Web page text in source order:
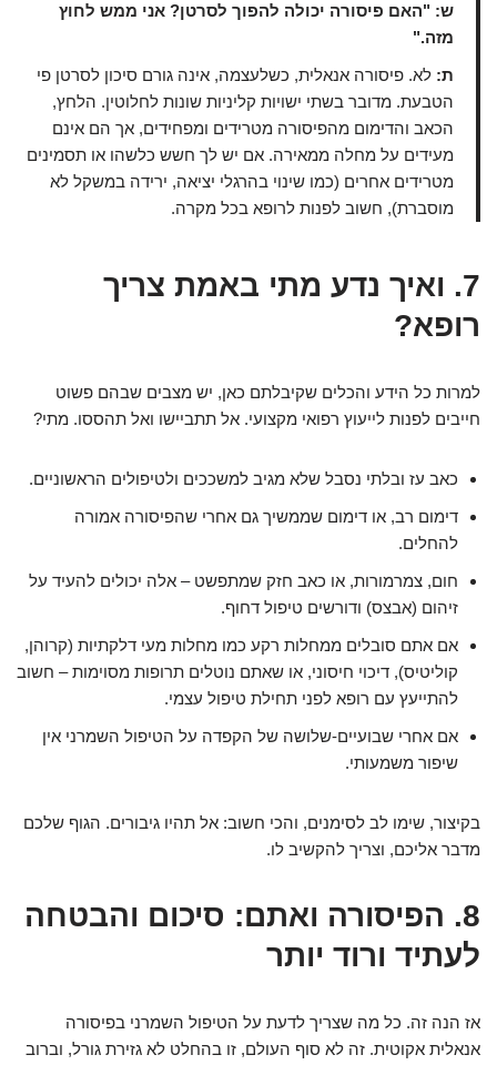
ש: "האם פיסורה יכולה להפוך לסרטן? אני ממש לחוץ
מזה."
ת: לא. פיסורה אנאלית, כשלעצמה, אינה גורם סיכון לסרטן פי
הטבעת. מדובר בשתי ישויות קליניות שונות לחלוטין. הלחץ,
הכאב והדימום מהפיסורה מטרידים ומפחידים, אך הם אינם
מעידים על מחלה ממאירה. אם יש לך חשש כלשהו או תסמינים
מטרידים אחרים (כמו שינוי בהרגלי יציאה, ירידה במשקל לא
מוסברת), חשוב לפנות לרופא בכל מקרה.
7. ואיך נדע מתי באמת צריך
רופא?
למרות כל הידע והכלים שקיבלתם כאן, יש מצבים שבהם פשוט
חייבים לפנות לייעוץ רפואי מקצועי. אל תתביישו ואל תהססו. מתי?
כאב עז ובלתי נסבל שלא מגיב למשככים ולטיפולים הראשוניים.
דימום רב, או דימום שממשיך גם אחרי שהפיסורה אמורה
להחלים.
חום, צמרמורות, או כאב חזק שמתפשט – אלה יכולים להעיד על
זיהום (אבצס) ודורשים טיפול דחוף.
אם אתם סובלים ממחלות רקע כמו מחלות מעי דלקתיות (קרוהן,
קוליטיס), דיכוי חיסוני, או שאתם נוטלים תרופות מסוימות – חשוב
להתייעץ עם רופא לפני תחילת טיפול עצמי.
אם אחרי שבועיים-שלושה של הקפדה על הטיפול השמרני אין
שיפור משמעותי.
בקיצור, שימו לב לסימנים, והכי חשוב: אל תהיו גיבורים. הגוף שלכם
מדבר אליכם, וצריך להקשיב לו.
8. הפיסורה ואתם: סיכום והבטחה
לעתיד ורוד יותר
אז הנה זה. כל מה שצריך לדעת על הטיפול השמרני בפיסורה
אנאלית אקוטית. זה לא סוף העולם, זו בהחלט לא גזירת גורל, וברוב